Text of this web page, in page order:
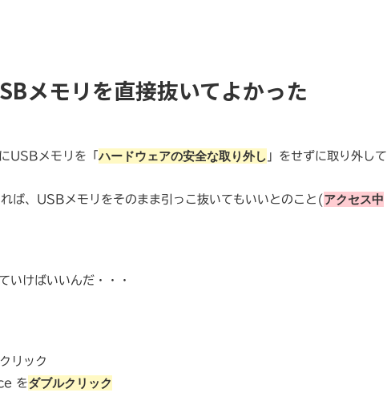
メモリを直接抜いてよかった
USBメモリを「ハードウェアの安全な取り外し 」をせずに取り外して
ば、USBメモリをそのまま引っこ抜いてもいいとのこと( アクセス中
いけばいいんだ・・・
リック
をダブルクリック